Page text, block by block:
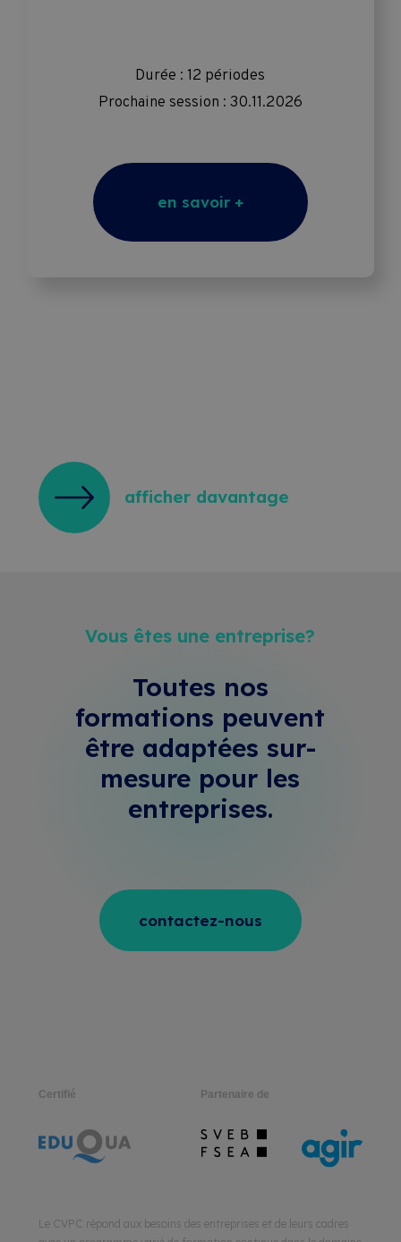
Durée : 12 périodes
Prochaine session : 30.11.2026
en savoir +
afficher davantage
Vous êtes une entreprise?
Toutes nos
formations peuvent
être adaptées sur-
mesure pour les
entreprises.
contactez-nous
Le CVPC répond aux besoins des entreprises et de leurs cadres
Certifié Partenaire de